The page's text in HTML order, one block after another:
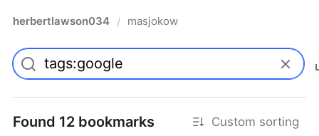
herbertlawson034 / masjokow
Found 12 bookmarks Custom sorting